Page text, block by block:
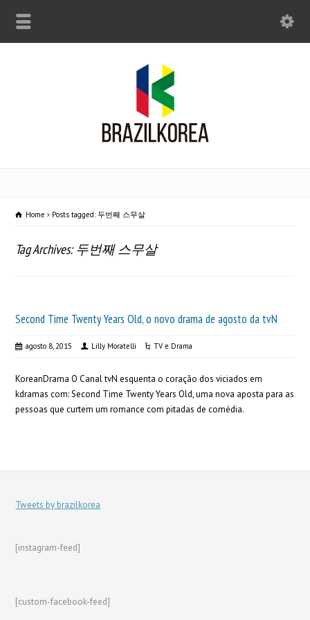
Home Posts tagged: 두번째 스무살
Tag Archives: 두번째 스무살
Second Time Twenty Years Old, o novo drama de agosto da tvN
agosto 8, 2015 Lilly Moratelli TV e Drama
KoreanDrama O Canal tvN esquenta o coração dos viciados em
kdramas com: Second Time Twenty Years Old, uma nova aposta para as
pessoas que curtem um romance com pitadas de comédia.
Tweets by brazilkorea
[instagram-feed]
[custom-facebook-feed]